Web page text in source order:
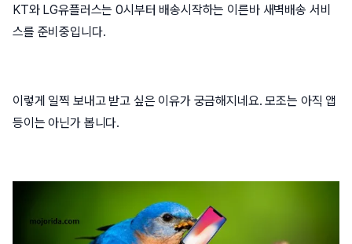
KT와 LG유플러스는 0시부터 배송시작하는 이른바 새벽배송 서비
스를 준비중입니다.
이렇게 일찍 보내고 받고 싶은 이유가 궁금해지네요. 모조는 아직 앱
등이는 아닌가 봅니다.